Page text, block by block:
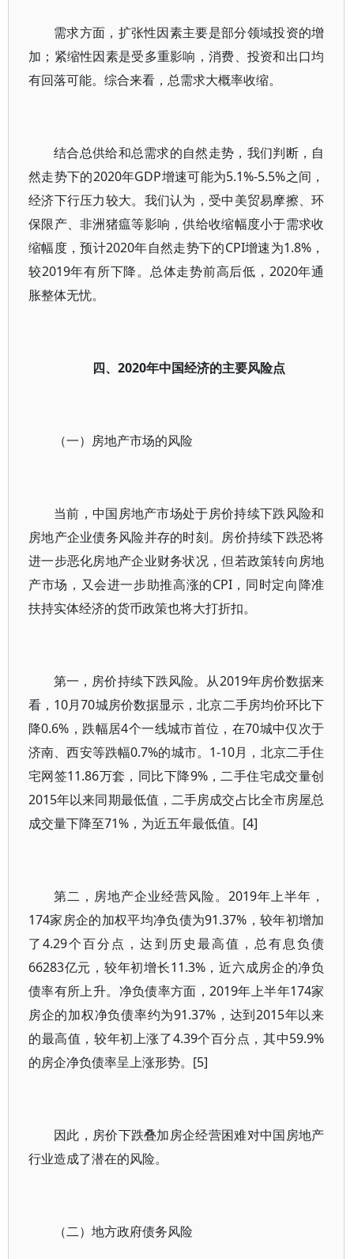
需求方面，扩张性因素主要是部分领域投资的增
加；紧缩性因素是受多重影响，消费、投资和出口均
有回落可能。综合来看，总需求大概率收缩。
结合总供给和总需求的自然走势，我们判断，自
然走势下的2020年GDP增速可能为5.1%-5.5%之间，
经济下行压力较大。我们认为，受中美贸易摩擦、环
保限产、非洲猪瘟等影响，供给收缩幅度小于需求收
缩幅度，预计2020年自然走势下的CPI增速为1.8%，
较2019年有所下降。总体走势前高后低，2020年通
胀整体无忧。
四、2020年中国经济的主要风险点
（一）房地产市场的风险
当前，中国房地产市场处于房价持续下跌风险和
房地产企业债务风险并存的时刻。房价持续下跌恐将
进一步恶化房地产企业财务状况，但若政策转向房地
产市场，又会进一步助推高涨的CPI，同时定向降准
扶持实体经济的货币政策也将大打折扣。
第一，房价持续下跌风险。从2019年房价数据来
看，10月70城房价数据显示，北京二手房均价环比下
降0.6%，跌幅居4个一线城市首位，在70城中仅次于
济南、西安等跌幅0.7%的城市。1-10月，北京二手住
宅网签11.86万套，同比下降9%，二手住宅成交量创
2015年以来同期最低值，二手房成交占比全市房屋总
成交量下降至71%，为近五年最低值。[4]
第二，房地产企业经营风险。2019年上半年，
174家房企的加权平均净负债为91.37%，较年初增加
了4.29个百分点，达到历史最高值，总有息负债
66283亿元，较年初增长11.3%，近六成房企的净负
债率有所上升。净负债率方面，2019年上半年174家
房企的加权净负债率约为91.37%，达到2015年以来
的最高值，较年初上涨了4.39个百分点，其中59.9%
的房企净负债率呈上涨形势。[5]
因此，房价下跌叠加房企经营困难对中国房地产
行业造成了潜在的风险。
（二）地方政府债务风险